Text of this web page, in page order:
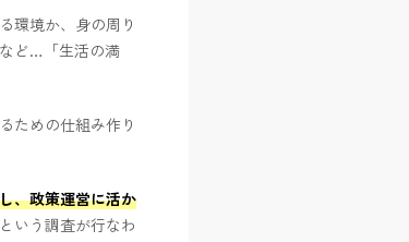
環境か、身の周り
ど…「生活の満
ための仕組み作り
、政策運営に活か
いう調査が行なわ